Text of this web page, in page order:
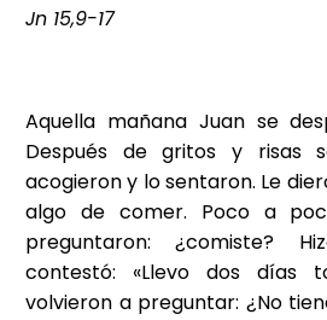
Jn 15,9-17
Aquella mañana Juan se
Después de gritos y risas
acogieron y lo sentaron. Le
algo de comer. Poco a
preguntaron: ¿comiste?
contestó: «Llevo dos días
volvieron a preguntar: ¿No